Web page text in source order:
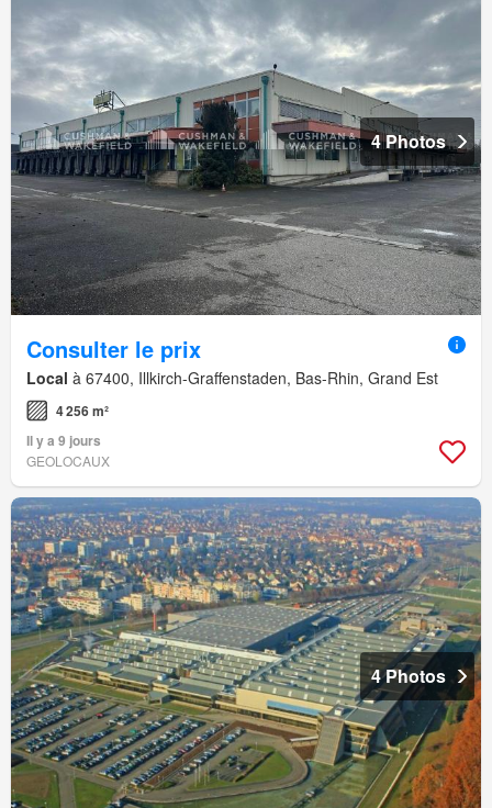
4 Photos
Consulter le prix
Local à 67400, Illkirch-Graffenstaden, Bas-Rhin, Grand Est
4 256 m²
Il y a 9 jours
GEOLOCAUX
4 Photos